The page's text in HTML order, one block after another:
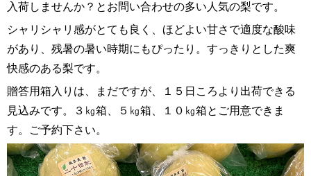
入荷しませんか？とお問い合わせの多い人気の梨です。
シャリシャリ感がとても良く、ほどよい甘さで適度な酸味
があり、残暑の暑い時期にもぴったり。すっきりとした爽
快感のある梨です。
贈答用箱入りは、まだですが、１５日ころより出荷できる
見込みです。３㎏箱、５㎏箱、１０㎏箱とご用意できま
す。ご予約下さい。